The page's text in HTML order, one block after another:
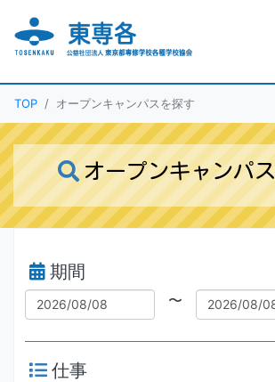
TOP オープンキャンパスを探す
オープンキャンパス
期間
〜
仕事